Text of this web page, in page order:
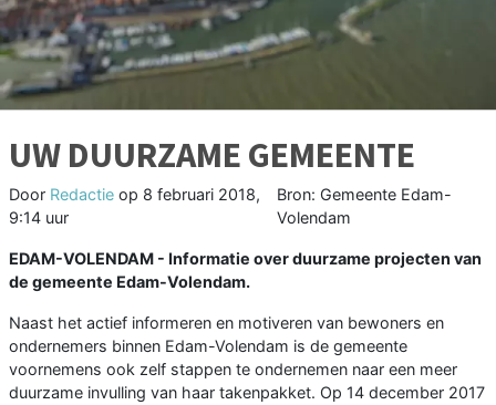
UW DUURZAME GEMEENTE
Door Redactie op 8 februari 2018,
9:14 uur
Bron: Gemeente Edam-
Volendam
EDAM-VOLENDAM - Informatie over duurzame projecten van
de gemeente Edam-Volendam.
Naast het actief informeren en motiveren van bewoners en
ondernemers binnen Edam-Volendam is de gemeente
voornemens ook zelf stappen te ondernemen naar een meer
duurzame invulling van haar takenpakket. Op 14 december 2017